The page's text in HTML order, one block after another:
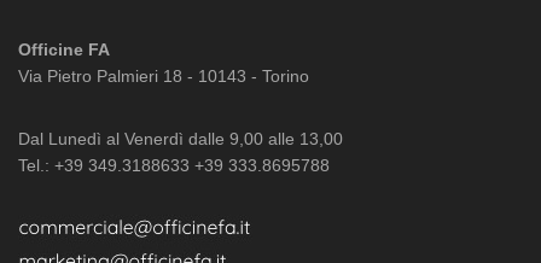
Officine FA
Via Pietro Palmieri 18 - 10143 - Torino
Dal Lunedì al Venerdì dalle 9,00 alle 13,00
Tel.: +39 349.3188633 +39 333.8695788